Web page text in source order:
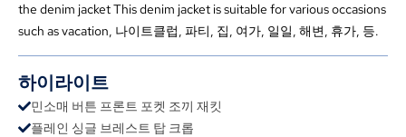
the denim jacket This denim jacket is suitable for various occasions
such as vacation, 나이트클럽, 파티, 집, 여가, 일일, 해변, 휴가, 등.
하이라이트
민소매 버튼 프론트 포켓 조끼 재킷
플레인 싱글 브레스트 탑 크롭